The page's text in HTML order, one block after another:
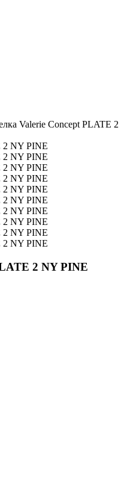
Valerie Concept PLATE 2
2 NY PINE